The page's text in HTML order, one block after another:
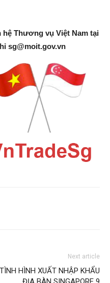
hệ Thương vụ Việt Nam tại
sg@moit.gov.vn
Next article
TÌNH HÌNH XUẤT NHẬP KHẨU